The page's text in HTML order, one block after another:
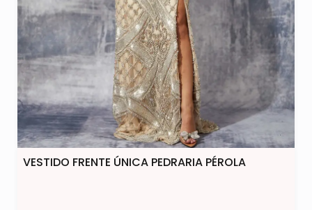
VESTIDO FRENTE ÚNICA PEDRARIA PÉROLA